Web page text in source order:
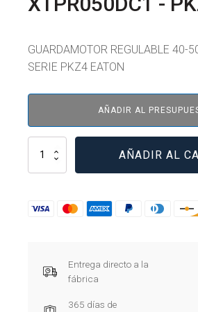
GUARDAMOTOR REGULABLE 40-
SERIE PKZ4 EATON
AÑADIR AL
XTPR050DC1
PKZM4-
AÑADIR AL
Entrega directo a la
fábrica
365 días de